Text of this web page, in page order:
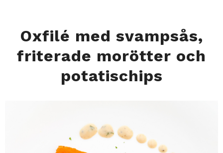
Oxfilé med svampsås,
friterade morötter och
potatischips